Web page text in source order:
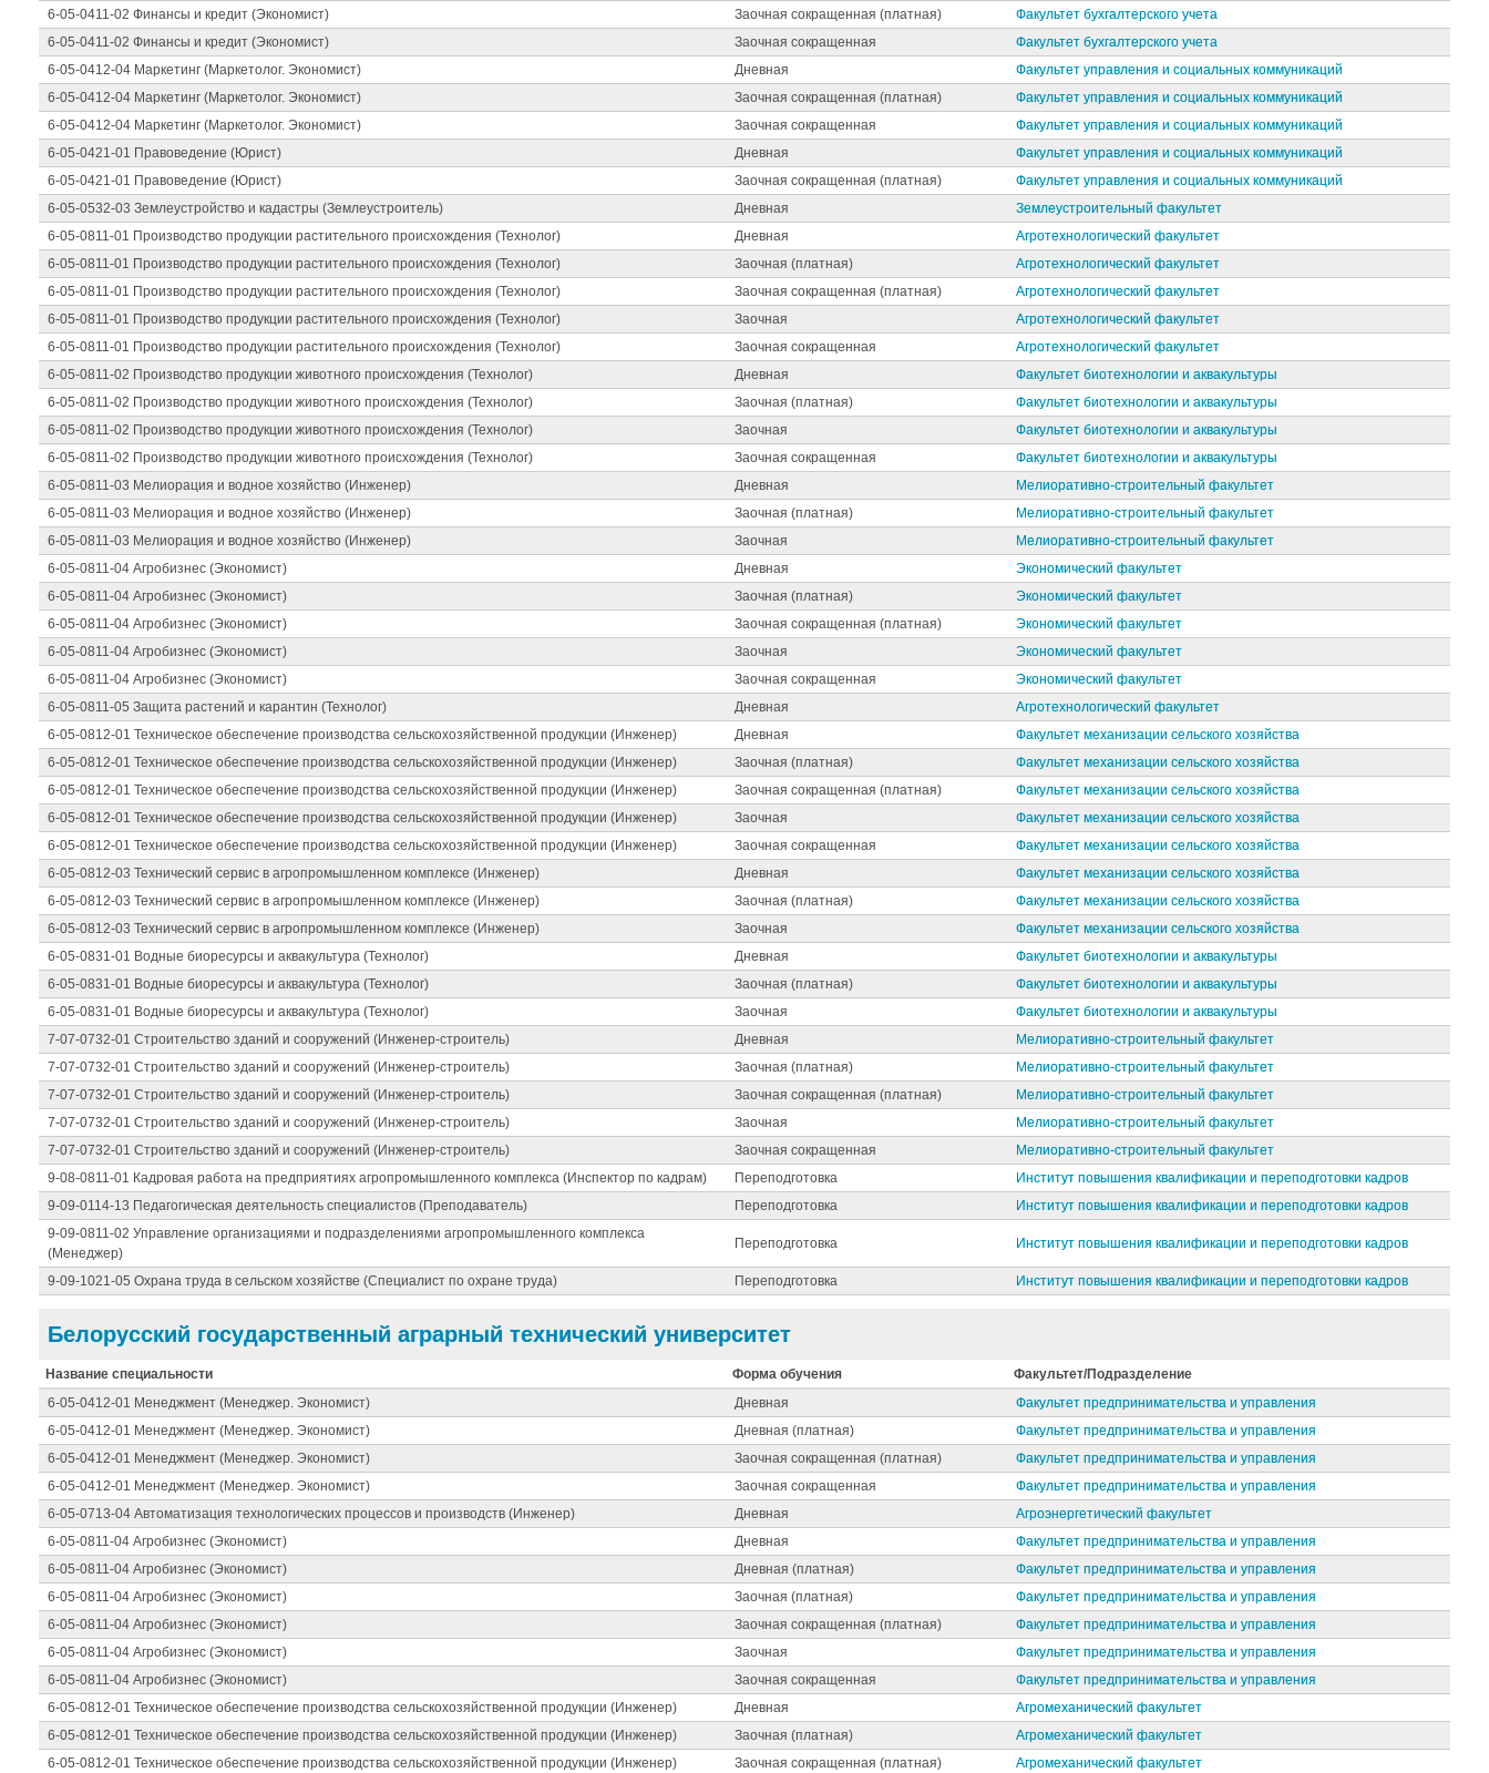
6-05-0411-02 Финансы и кредит (Экономист)
Заочная сокращенная (платная)
Факультет бухгалтерского учета
6-05-0411-02 Финансы и кредит (Экономист)
Заочная сокращенная
Факультет бухгалтерского учета
6-05-0412-04 Маркетинг (Маркетолог. Экономист)
Дневная
Факультет управления и социальных коммуникаций
6-05-0412-04 Маркетинг (Маркетолог. Экономист)
Заочная сокращенная (платная)
Факультет управления и социальных коммуникаций
6-05-0412-04 Маркетинг (Маркетолог. Экономист)
Заочная сокращенная
Факультет управления и социальных коммуникаций
6-05-0421-01 Правоведение (Юрист)
Дневная
Факультет управления и социальных коммуникаций
6-05-0421-01 Правоведение (Юрист)
Заочная сокращенная (платная)
Факультет управления и социальных коммуникаций
6-05-0532-03 Землеустройство и кадастры (Землеустроитель)
Дневная
Землеустроительный факультет
6-05-0811-01 Производство продукции растительного происхождения (Технолог)
Дневная
Агротехнологический факультет
6-05-0811-01 Производство продукции растительного происхождения (Технолог)
Заочная (платная)
Агротехнологический факультет
6-05-0811-01 Производство продукции растительного происхождения (Технолог)
Заочная сокращенная (платная)
Агротехнологический факультет
6-05-0811-01 Производство продукции растительного происхождения (Технолог)
Заочная
Агротехнологический факультет
6-05-0811-01 Производство продукции растительного происхождения (Технолог)
Заочная сокращенная
Агротехнологический факультет
6-05-0811-02 Производство продукции животного происхождения (Технолог)
Дневная
Факультет биотехнологии и аквакультуры
6-05-0811-02 Производство продукции животного происхождения (Технолог)
Заочная (платная)
Факультет биотехнологии и аквакультуры
6-05-0811-02 Производство продукции животного происхождения (Технолог)
Заочная
Факультет биотехнологии и аквакультуры
6-05-0811-02 Производство продукции животного происхождения (Технолог)
Заочная сокращенная
Факультет биотехнологии и аквакультуры
6-05-0811-03 Мелиорация и водное хозяйство (Инженер)
Дневная
Мелиоративно-строительный факультет
6-05-0811-03 Мелиорация и водное хозяйство (Инженер)
Заочная (платная)
Мелиоративно-строительный факультет
6-05-0811-03 Мелиорация и водное хозяйство (Инженер)
Заочная
Мелиоративно-строительный факультет
6-05-0811-04 Агробизнес (Экономист)
Дневная
Экономический факультет
6-05-0811-04 Агробизнес (Экономист)
Заочная (платная)
Экономический факультет
6-05-0811-04 Агробизнес (Экономист)
Заочная сокращенная (платная)
Экономический факультет
6-05-0811-04 Агробизнес (Экономист)
Заочная
Экономический факультет
6-05-0811-04 Агробизнес (Экономист)
Заочная сокращенная
Экономический факультет
6-05-0811-05 Защита растений и карантин (Технолог)
Дневная
Агротехнологический факультет
6-05-0812-01 Техническое обеспечение производства сельскохозяйственной продукции (Инженер)
Дневная
Факультет механизации сельского хозяйства
6-05-0812-01 Техническое обеспечение производства сельскохозяйственной продукции (Инженер)
Заочная (платная)
Факультет механизации сельского хозяйства
6-05-0812-01 Техническое обеспечение производства сельскохозяйственной продукции (Инженер)
Заочная сокращенная (платная)
Факультет механизации сельского хозяйства
6-05-0812-01 Техническое обеспечение производства сельскохозяйственной продукции (Инженер)
Заочная
Факультет механизации сельского хозяйства
6-05-0812-01 Техническое обеспечение производства сельскохозяйственной продукции (Инженер)
Заочная сокращенная
Факультет механизации сельского хозяйства
6-05-0812-03 Технический сервис в агропромышленном комплексе (Инженер)
Дневная
Факультет механизации сельского хозяйства
6-05-0812-03 Технический сервис в агропромышленном комплексе (Инженер)
Заочная (платная)
Факультет механизации сельского хозяйства
6-05-0812-03 Технический сервис в агропромышленном комплексе (Инженер)
Заочная
Факультет механизации сельского хозяйства
6-05-0831-01 Водные биоресурсы и аквакультура (Технолог)
Дневная
Факультет биотехнологии и аквакультуры
6-05-0831-01 Водные биоресурсы и аквакультура (Технолог)
Заочная (платная)
Факультет биотехнологии и аквакультуры
6-05-0831-01 Водные биоресурсы и аквакультура (Технолог)
Заочная
Факультет биотехнологии и аквакультуры
7-07-0732-01 Строительство зданий и сооружений (Инженер-строитель)
Дневная
Мелиоративно-строительный факультет
7-07-0732-01 Строительство зданий и сооружений (Инженер-строитель)
Заочная (платная)
Мелиоративно-строительный факультет
7-07-0732-01 Строительство зданий и сооружений (Инженер-строитель)
Заочная сокращенная (платная)
Мелиоративно-строительный факультет
7-07-0732-01 Строительство зданий и сооружений (Инженер-строитель)
Заочная
Мелиоративно-строительный факультет
7-07-0732-01 Строительство зданий и сооружений (Инженер-строитель)
Заочная сокращенная
Мелиоративно-строительный факультет
9-08-0811-01 Кадровая работа на предприятиях агропромышленного комплекса (Инспектор по кадрам)
Переподготовка
Институт повышения квалификации и переподготовки кадров
9-09-0114-13 Педагогическая деятельность специалистов (Преподаватель)
Переподготовка
Институт повышения квалификации и переподготовки кадров
9-09-0811-02 Управление организациями и подразделениями агропромышленного комплекса
(Менеджер)
Переподготовка Институт повышения квалификации и переподготовки кадров
9-09-1021-05 Охрана труда в сельском хозяйстве (Специалист по охране труда) Переподготовка Институт повышения квалификации и переподготовки кадров
Белорусский государственный аграрный технический университет
Название специальности Форма обучения
Факультет/Подразделение
6-05-0412-01 Менеджмент (Менеджер. Экономист)
Дневная
Факультет предпринимательства и управления
6-05-0412-01 Менеджмент (Менеджер. Экономист)
Дневная (платная)
Факультет предпринимательства и управления
6-05-0412-01 Менеджмент (Менеджер. Экономист)
Заочная сокращенная (платная)
Факультет предпринимательства и управления
6-05-0412-01 Менеджмент (Менеджер. Экономист)
Заочная сокращенная
Факультет предпринимательства и управления
6-05-0713-04 Автоматизация технологических процессов и производств (Инженер)
Дневная
Агроэнергетический факультет
6-05-0811-04 Агробизнес (Экономист)
Дневная
Факультет предпринимательства и управления
6-05-0811-04 Агробизнес (Экономист)
Дневная (платная)
Факультет предпринимательства и управления
6-05-0811-04 Агробизнес (Экономист)
Заочная (платная)
Факультет предпринимательства и управления
6-05-0811-04 Агробизнес (Экономист)
Заочная сокращенная (платная)
Факультет предпринимательства и управления
6-05-0811-04 Агробизнес (Экономист)
Заочная
Факультет предпринимательства и управления
6-05-0811-04 Агробизнес (Экономист)
Заочная сокращенная
Факультет предпринимательства и управления
6-05-0812-01 Техническое обеспечение производства сельскохозяйственной продукции (Инженер)
Дневная
Агромеханический факультет
6-05-0812-01 Техническое обеспечение производства сельскохозяйственной продукции (Инженер)
Заочная (платная)
Агромеханический факультет
6-05-0812-01 Техническое обеспечение производства сельскохозяйственной продукции (Инженер)
Заочная сокращенная (платная) Агромеханический факультет